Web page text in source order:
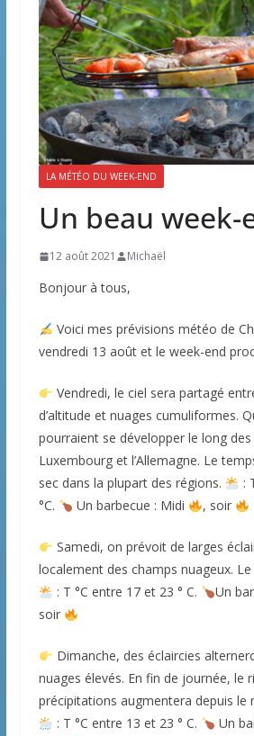
LA MÉTÉO DU WEEK-END
Un beau week-
12 août 2021 Michaël
Bonjour à tous,
Voici mes prévisions météo de
vendredi 13 août et le week-end
Vendredi, le ciel sera partagé
d’altitude et nuages cumuliformes.
pourraient se développer le long
Luxembourg et l’Allemagne. Le
sec dans la plupart des régions.
:
°C.
Un barbecue : Midi , soir
Samedi, on prévoit de larges
localement des champs nuageux.
: T °C entre 17 et 23 ° C.
Un
soir
Dimanche, des éclaircies
nuages élevés. En fin de journée, le
précipitations augmentera depuis le
: T °C entre 13 et 23 ° C.
Un